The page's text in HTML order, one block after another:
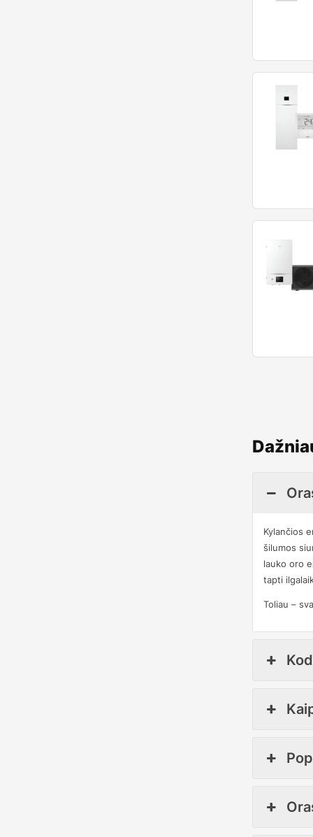
Kylančios
šilumos
lauko oro
tapti
Toliau –